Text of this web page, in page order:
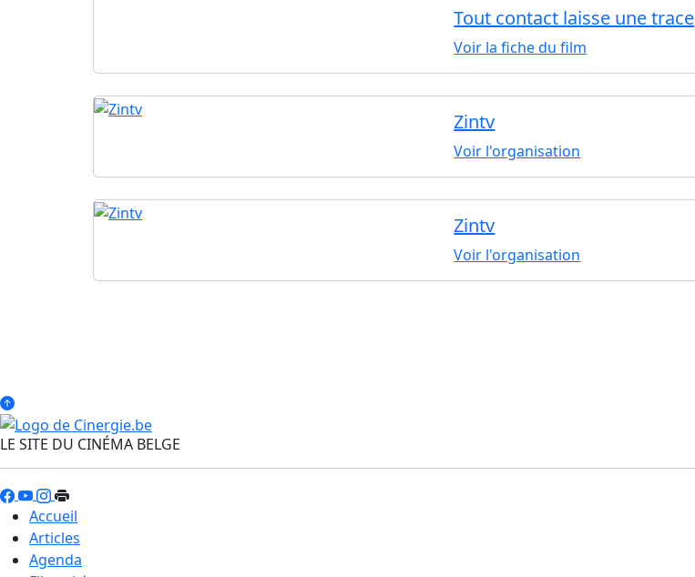
Tout contact laisse une trace
Voir la fiche du film
Zintv
Voir l'organisation
Zintv
Voir l'organisation
LE SITE DU CINÉMA BELGE
Accueil
Articles
Agenda